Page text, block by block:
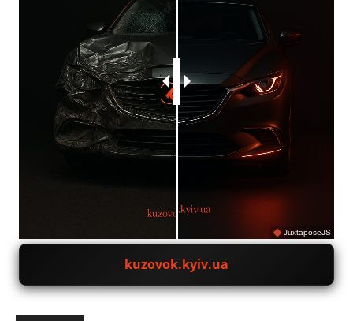
JuxtaposeJS
kuzovok.kyiv.ua